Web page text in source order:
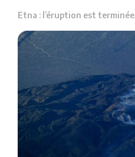
Etna : l’éruption est terminée